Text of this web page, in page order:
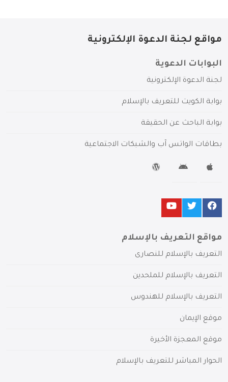
مواقع لجنة الدعوة الإلكترونية
البوابات الدعوية
لجنة الدعوة الإلكترونية
بوابة الكويت للتعريف بالإسلام
بوابة الباحث عن الحقيقة
بطاقات الواتس آب والشبكات الاجتماعية
مواقع التعريف بالإسلام
التعريف بالإسلام للنصارى
التعريف بالإسلام للملحدين
التعريف بالإسلام للهندوس
موقع الإيمان
موقع المعجزة الأخيرة
الحوار المباشر للتعريف بالإسلام